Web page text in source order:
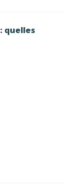
quelles